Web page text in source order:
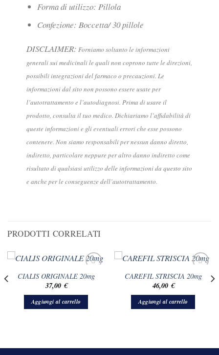
Forma di utilizzo: Pillola
Confezione: Boccetta/ 30 pillole
DISCLAIMER: Forniamo soltanto le informazioni
generali sui medicinali le quali non coprono tutte le direzioni,
possibili integrazioni del farmaco o precauzioni. Le
informazioni dal sito non possono essere usate per
l’autotrattamento e l’autodiagnosi. Prima di usare il
prodotto, consulta il tuo medico. Dichiariamo l’affidabilità di
queste informazioni e gli eventuali errori che esse possono
contenere. Non siamo responsabili per nessun danno diretto,
indiretto, particolare neppure per altro danno indiretto come
risultato di qualsiasi utilizzo delle informazioni da questo sito
e anche per le conseguenze dell’autotrattamento.
PRODOTTI CORRELATI
CIALIS ORIGINALE 20mg
37,00 €
Aggiungi al carrello
CAREFIL STRISCIA 20mg
46,00 €
Aggiungi al carrello